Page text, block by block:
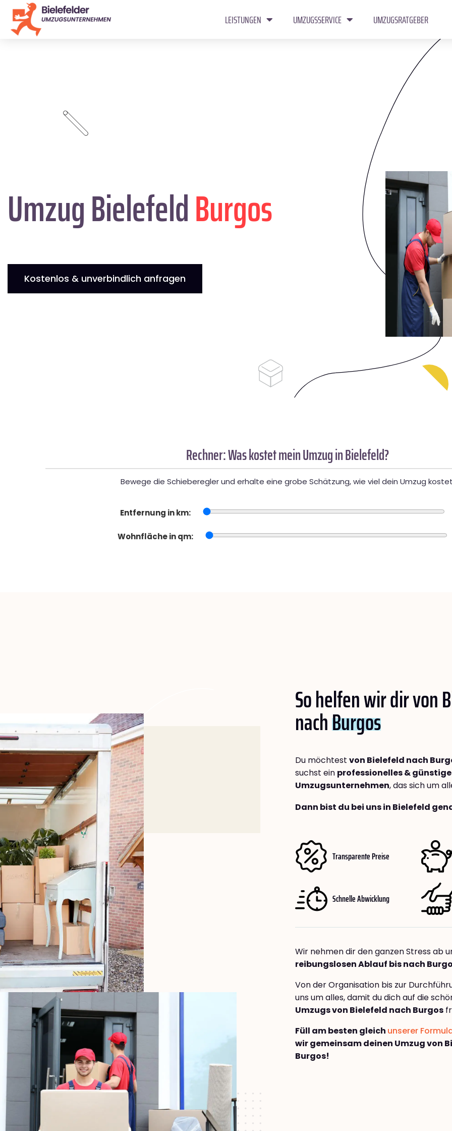
LEISTUNGEN UMZUGSSERVICE UMZUGSRATGEBER
Umzug BielefeldBurgos
Kostenlos & unverbindlich anfragen
Rechner: Was kostet mein Umzug in Bielefeld?
Bewege die Schieberegler und erhalte eine grobe Schätzung, wie viel dein Umzug
Entfernung in km:
Wohnfläche in qm:
So helfen wir dir von
nachBurgos
Du möchtest von Bielefeld nach
suchst ein professionelles &
Umzugsunternehmen, das sich um
Dann bist du bei uns in Bielefeld
Transparente Preise
Schnelle Abwicklung
Wir nehmen dir den ganzen Stress ab
reibungslosen Ablauf bis nach
Von der Organisation bis zur
uns um alles, damit du dich auf die
Umzugs von Bielefeld nach Burgos
Füll am besten gleich unserer
wir gemeinsam deinen Umzug von
Burgos!